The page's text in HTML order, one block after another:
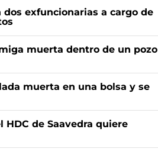
exfuncionarias a cargo de
muerta dentro de un pozo
muerta en una bolsa y se
HDC de Saavedra quiere